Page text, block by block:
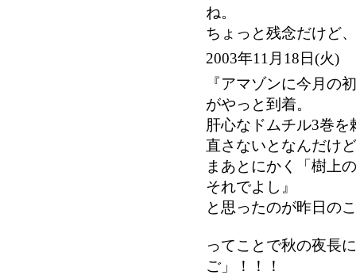
ね。
ちょっと残念だけど
2003年11月18日(火)
『アマゾンに今月の
がやっと到着。
肝心なドムチル3巻
直さないとなんだけ
まあとにかく「樹上
それでよし』
と思ったのが昨日の
ってことで秋の夜長
ご」！！！